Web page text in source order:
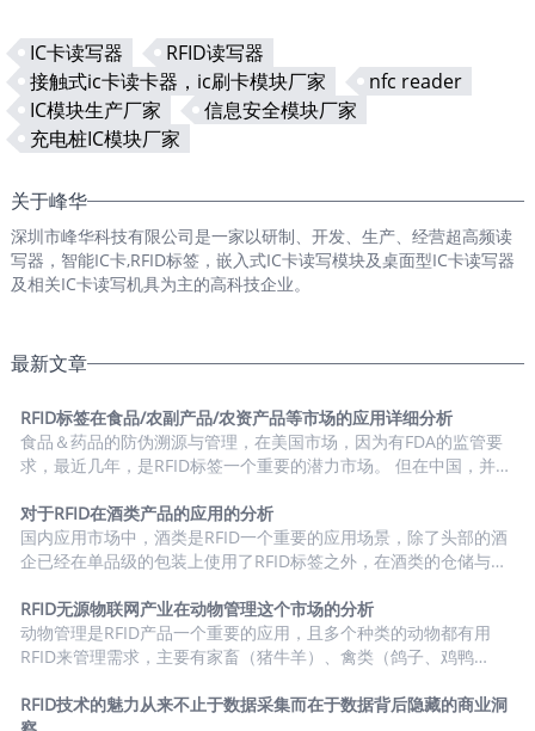
IC卡读写器
RFID读写器
接触式ic卡读卡器，ic刷卡模块厂家
nfc reader
IC模块生产厂家
信息安全模块厂家
充电桩IC模块厂家
关于峰华
深圳市峰华科技有限公司是一家以研制、开发、生产、经营超高频读
写器，智能IC卡,RFID标签，嵌入式IC卡读写模块及桌面型IC卡读写器
及相关IC卡读写机具为主的高科技企业。
最新文章
RFID标签在食品/农副产品/农资产品等市场的应用详细分析
食品＆药品的防伪溯源与管理，在美国市场，因为有FDA的监管要
求，最近几年，是RFID标签一个重要的潜力市场。 但在中国，并没
场上也有相关的小范围政策的扶持，或者市场化的项目在落地。
RFID标签在食品/农副产品/农资产品等市场的应用进行了详细的分
析。 1、市场驱动力与需求度分析 2、市场潜力与渗透率 中国食
RFID的...
对于RFID在酒类产品的应用的分析
国内应用市场中，酒类是RFID一个重要的应用场景，除了头部的酒
企已经在单品级的包装上使用了RFID标签之外，在酒类的仓储与物
与需求度分析 2、终端用户汇总盘点 3、市场潜力与渗透率 根据市
场的实际情况，我们看到的RFID在白酒行业的一个应用趋势是：在
单品级的酒上，主要选用的方案是HF（NFC），主要原因是NFC可
转过程中，对于载具的管理以UHF...
RFID无源物联网产业在动物管理这个市场的分析
动物管理是RFID产品一个重要的应用，且多个种类的动物都有用
RFID来管理需求，主要有家畜（猪牛羊）、禽类（鸽子、鸡鸭
UHF与LF两个频段的方案，UHF适用于对动物的大规模盘点以及记
RFID技术的魅力从来不止于数据采集而在于数据背后隐藏的商业洞